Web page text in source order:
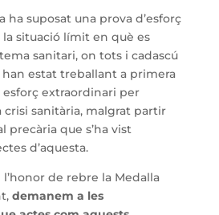
ha suposat una prova d’esforç
situació límit en què es
sanitari, on tots i cadascú
estat treballant a primera
extraordinari per
sanitària, malgrat partir
precària que s’ha vist
d’aquesta.
l’honor de rebre la Medalla
demanem a les